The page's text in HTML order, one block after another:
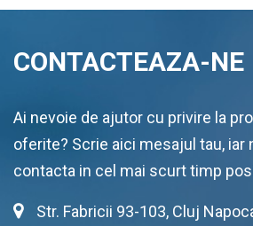
CONTACTEAZA-NE
Ai nevoie de ajutor cu privire la
oferite? Scrie aici mesajul tau, iar
contacta in cel mai scurt timp
Str. Fabricii 93-103, Cluj